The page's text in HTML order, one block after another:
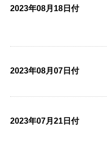
2023年08月18日付
2023年08月07日付
2023年07月21日付